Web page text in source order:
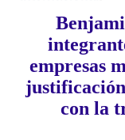
empresas
con la